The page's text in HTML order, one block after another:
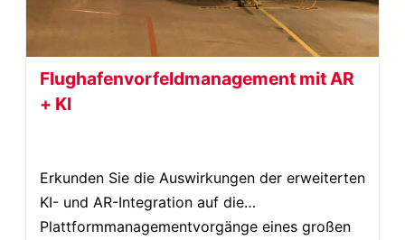
Flughafenvorfeldmanagement mit AR
+ KI
Erkunden Sie die Auswirkungen der erweiterten
KI- und AR-Integration auf die
Plattformmanagementvorgänge eines großen